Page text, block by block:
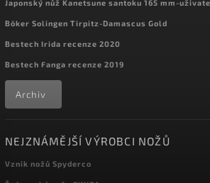
Japonský nůž Kanetsune santoku 165 mm-
Böker Solingen Tirpitz-Damascus Gold
Bestech Irida recenze 2020
Bestech Fanga recenze 2019
Archiv
NEJZNÁMĚJŠÍ VÝROBCI NOŽŮ
Vznik nožů Spyderco